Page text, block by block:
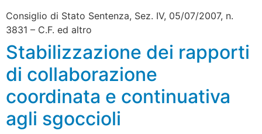
Consiglio di Stato Sentenza, Sez. IV, 05/07/2007, n.
3831 – C.F. ed altro
Stabilizzazione dei rapporti
di collaborazione
coordinata e continuativa
agli sgoccioli